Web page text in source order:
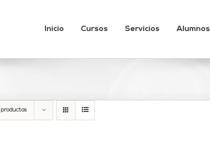
Inicio Cursos Servicios Alumnos